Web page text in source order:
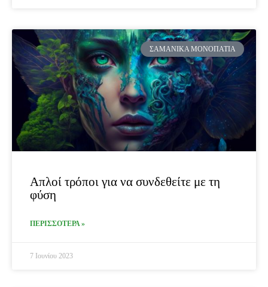
ΣΑΜΑΝΙΚΆ ΜΟΝΟΠΆΤΙΑ
Απλοί τρόποι για να συνδεθείτε με τη
φύση
ΠΕΡΙΣΣΟΤΕΡΑ »
7 Ιουνίου 2023